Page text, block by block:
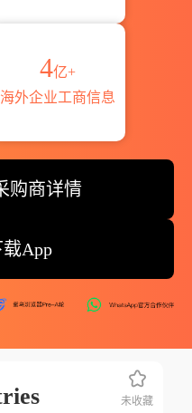
4亿+
海外企业工商信息
购商详情
App
未收藏